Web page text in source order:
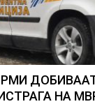
НА